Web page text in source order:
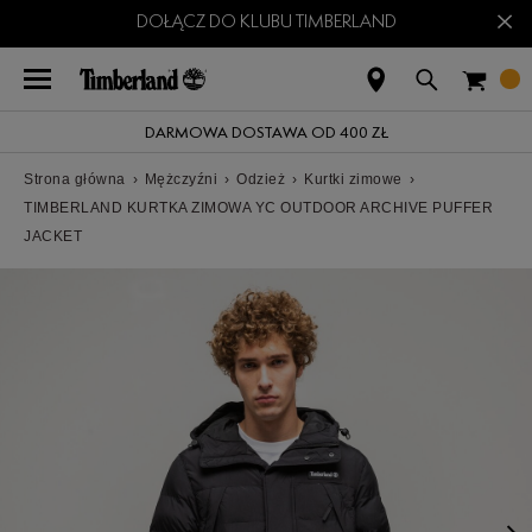
DOŁĄCZ DO KLUBU TIMBERLAND ×
DARMOWA DOSTAWA OD 400 ZŁ
Strona główna › Mężczyźni › Odzież › Kurtki zimowe ›
TIMBERLAND KURTKA ZIMOWA YC OUTDOOR ARCHIVE PUFFER
JACKET